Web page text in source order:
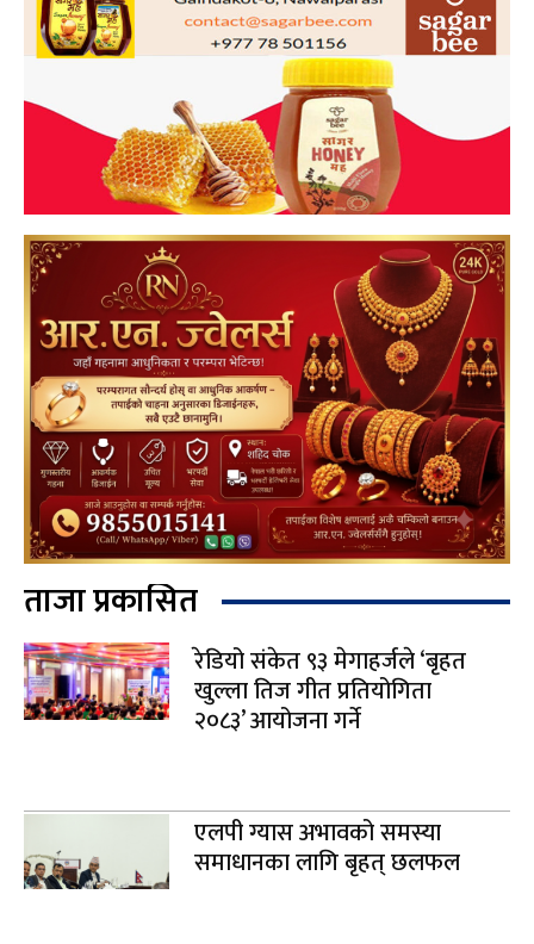
ताजा प्रकासित
रेडियो संकेत ९३ मेगाहर्जले ‘बृहत
खुल्ला तिज गीत प्रतियोगिता
२०८३’ आयोजना गर्ने
एलपी ग्यास अभावको समस्या
समाधानका लागि बृहत् छलफल